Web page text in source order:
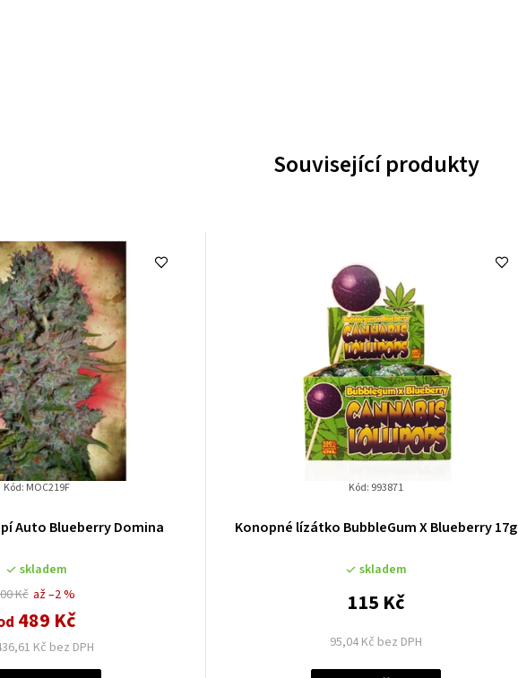
Související produkty
Auto Blueberry Domina
skladem
Kč
Kč bez DPH
489 Kč
až –2 %
Kód: MOC219F
Konopné lízátko BubbleGum X Blueberry 17g
skladem
95,04 Kč bez DPH
115 Kč
Kód: 993871